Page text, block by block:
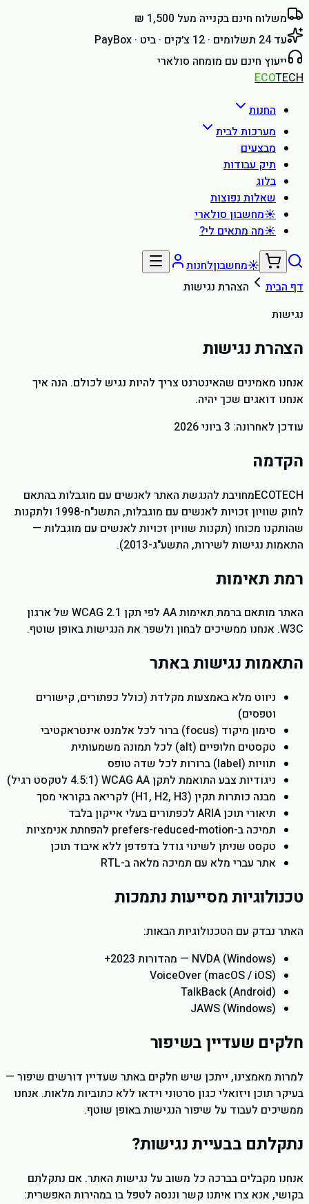
משלוח חינם בקנייה מעל 1,500 ₪
עד 24 תשלומים · 12 צ׳קים · ביט · PayBox
ייעוץ חינם עם מומחה סולארי
ECOTECH
החנות
מערכות לבית
מבצעים
תיק עבודות
בלוג
שאלות נפוצות
☀מחשבון סולארי
☀מה מתאים לי?
☀מחשבוןלחנות
דף הבית
הצהרת נגישות
נגישות
הצהרת נגישות
אנחנו מאמינים שהאינטרנט צריך להיות נגיש לכולם. הנה איך
אנחנו דואגים שכך יהיה.
עודכן לאחרונה: 3 ביוני 2026
הקדמה
ECOTECHמחויבת להנגשת האתר לאנשים עם מוגבלות בהתאם
לחוק שוויון זכויות לאנשים עם מוגבלות, התשנ"ח-1998 ולתקנות
שהותקנו מכוחו (תקנות שוויון זכויות לאנשים עם מוגבלות —
התאמות נגישות לשירות, התשע"ג-2013).
רמת תאימות
האתר מותאם ברמת תאימות AA לפי תקן WCAG 2.1 של ארגון
W3C. אנחנו ממשיכים לבחון ולשפר את הנגישות באופן שוטף.
התאמות נגישות באתר
ניווט מלא באמצעות מקלדת (כולל כפתורים, קישורים
וטפסים)
סימון מיקוד (focus) ברור לכל אלמנט אינטראקטיבי
טקסטים חלופיים (alt) לכל תמונה משמעותית
תוויות (label) ברורות לכל שדה טופס
ניגודיות צבע התואמת לתקן WCAG AA (4.5:1 לטקסט רגיל)
מבנה כותרות תקין (H1, H2, H3) לקריאה בקוראי מסך
תיאורי תוכן ARIA לכפתורים בעלי אייקון בלבד
תמיכה ב-prefers-reduced-motion להפחתת אנימציות
טקסט שניתן לשינוי גודל בדפדפן ללא איבוד תוכן
אתר עברי מלא עם תמיכה מלאה ב-RTL
טכנולוגיות מסייעות נתמכות
האתר נבדק עם הטכנולוגיות הבאות:
NVDA (Windows) — מהדורות 2023+
VoiceOver (macOS / iOS)
TalkBack (Android)
JAWS (Windows)
חלקים שעדיין בשיפור
למרות מאמצינו, ייתכן שיש חלקים באתר שעדיין דורשים שיפור —
בעיקר תוכן ויזואלי כגון סרטוני וידאו ללא כתוביות מלאות. אנחנו
ממשיכים לעבוד על שיפור הנגישות באופן שוטף.
נתקלתם בבעיית נגישות?
אנחנו מקבלים בברכה כל משוב על נגישות האתר. אם נתקלתם
בקושי, אנא צרו איתנו קשר וננסה לטפל בו במהירות האפשרית: